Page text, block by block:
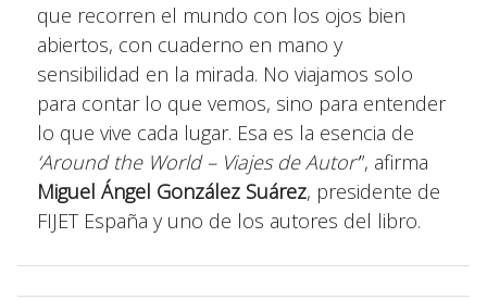
que recorren el mundo con los ojos bien
abiertos, con cuaderno en mano y
sensibilidad en la mirada. No viajamos solo
para contar lo que vemos, sino para entender
lo que vive cada lugar. Esa es la esencia de
‘Around the World – Viajes de Autor’”, afirma
Miguel Ángel González Suárez, presidente de
FIJET España y uno de los autores del libro.